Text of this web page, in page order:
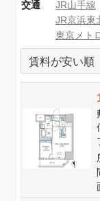
交通 JR山手線
JR京浜東
東京メト